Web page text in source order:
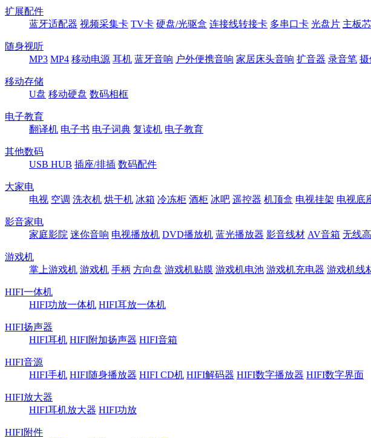
扩展配件
蓝牙适配器 视频采集卡 TV卡 硬盘/光驱盒 连接线转接卡 多串口卡 光盘片 主板
随身视听
MP3 MP4 移动电源 耳机 蓝牙音响 户外便携音响 家居床头音响 扩音器 录音笔 摄
移动存储
U盘 移动硬盘 数码相框
电子教育
翻译机 电子书 电子词典 复读机 电子教育
其他数码
USB HUB 插座/排插 数码配件
大家电
电视 空调 洗衣机 烘干机 冰箱 冷冻柜 酒柜 冰吧 遥控器 机顶盒 电视挂架 电视底
影音家电
家庭影院 迷你音响 电视播放机 DVD播放机 蓝光播放器 影音线材 AV音箱 无线
游戏机
掌上游戏机 游戏机 手柄 方向盘 游戏机贴膜 游戏机电池 游戏机充电器 游戏机线
HIFI一体机
HIFI功放一体机 HIFI耳放一体机
HIFI扬声器
HIFI耳机 HIFI附加扬声器 HIFI音箱
HIFI音源
HIFI手机 HIFI随身播放器 HIFI CD机 HIFI解码器 HIFI数字播放器 HIFI数字界面
HIFI放大器
HIFI耳机放大器 HIFI功放
HIFI附件